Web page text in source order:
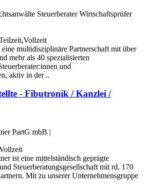
Steuerberater Wirtschaftsprüfer
multidisziplinäre Partnerschaft mit über
mehr als 40 spezialisierten
und
aktiv in der ..
- Fibutronik / Kanzlei /
PartG mbB |
ist eine mittelständisch geprägte
Steuerberatungsgesellschaft mit rd. 170
Mit zu unserer Unternehmensgruppe